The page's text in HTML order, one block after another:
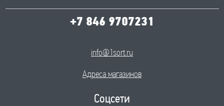
+7 846 9707231
info@1sort.ru
Адреса магазинов
Соцсети